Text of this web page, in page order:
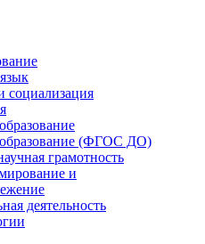
социализация
(ФГОС ДО)
грамотность
и
деятельность